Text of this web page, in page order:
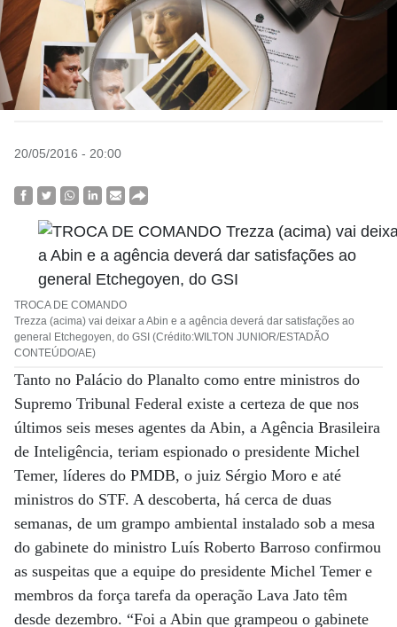
20/05/2016 - 20:00
TROCA DE COMANDO
Trezza (acima) vai deixar a Abin e a agência deverá dar satisfações ao
general Etchegoyen, do GSI (Crédito:WILTON JUNIOR/ESTADÃO
CONTEÚDO/AE)
Tanto no Palácio do Planalto como entre ministros do
Supremo Tribunal Federal existe a certeza de que nos
últimos seis meses agentes da Abin, a Agência Brasileira
de Inteligência, teriam espionado o presidente Michel
Temer, líderes do PMDB, o juiz Sérgio Moro e até
ministros do STF. A descoberta, há cerca de duas
semanas, de um grampo ambiental instalado sob a mesa
do gabinete do ministro Luís Roberto Barroso confirmou
as suspeitas que a equipe do presidente Michel Temer e
membros da força tarefa da operação Lava Jato têm
desde dezembro. “Foi a Abin que grampeou o gabinete